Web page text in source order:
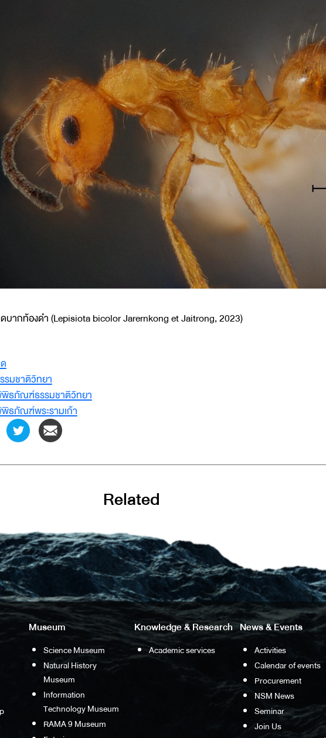
บากท้องดำ (Lepisiota bicolor Jarernkong et Jaitrong, 2023)
รมชาติวิทยา
ธภัณฑ์ธรรมชาติวิทยา
ธภัณฑ์พระรามเก้า
Related
Museum
Science Museum
Natural History
Museum
Information
Technology Museum
RAMA 9 Museum
Knowledge & Research
Academic services
News & Events
Activities
Calendar of events
Procurement
NSM News
Seminar
Join Us